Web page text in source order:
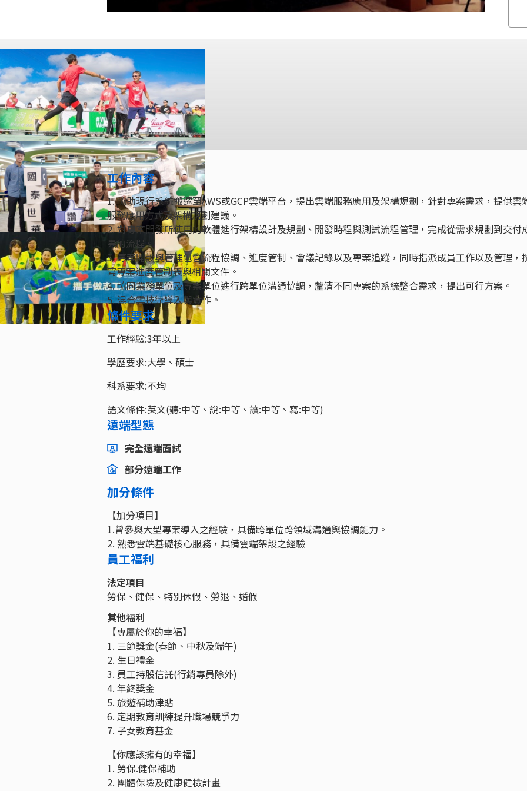
工作內容
1. 協助現行系統搬遷至AWS或GCP雲端平台，提出雲端服務應用及架構規劃，針對專案需求，提供雲
服務應用方式及架構規劃建議。
2. 對專案開發所使用的軟體進行架構設計及規劃、開發時程與測試流程管理，完成從需求規劃到交付
果的流程。
3. 專案開設與管理包含流程協調、進度管制、會議記錄以及專案追蹤，同時指派成員工作以及管理，
寫專案進度管制表與相關文件。
4. 協同業務單位及專案單位進行跨單位溝通協調，釐清不同專案的系統整合需求，提出可行方案。
5. 混合雲技術導入與實作。
條件要求
工作經驗:3年以上
學歷要求:大學、碩士
科系要求:不均
語文條件:英文(聽:中等、說:中等、讀:中等、寫:中等)
遠端型態
完全遠端面試
部分遠端工作
加分條件
【加分項目】
1.曾參與大型專案導入之經驗，具備跨單位跨領域溝通與協調能力。
2. 熟悉雲端基礎核心服務，具備雲端架設之經驗
員工福利
法定項目
勞保、健保、特別休假、勞退、婚假
其他福利
【專屬於你的幸福】
1. 三節獎金(春節、中秋及端午)
2. 生日禮金
3. 員工持股信託(行銷專員除外)
4. 年終獎金
5. 旅遊補助津貼
6. 定期教育訓練提升職場競爭力
7. 子女教育基金
【你應該擁有的幸福】
1. 勞保.健保補助
2. 團體保險及健康健檢計畫